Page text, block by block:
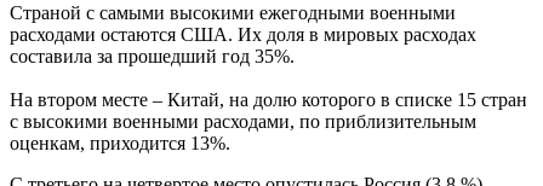
Страной с самыми высокими ежегодными военными
расходами остаются США. Их доля в мировых расходах
составила за прошедший год 35%.
На втором месте – Китай, на долю которого в списке 15 стран
с высокими военными расходами, по приблизительным
оценкам, приходится 13%.